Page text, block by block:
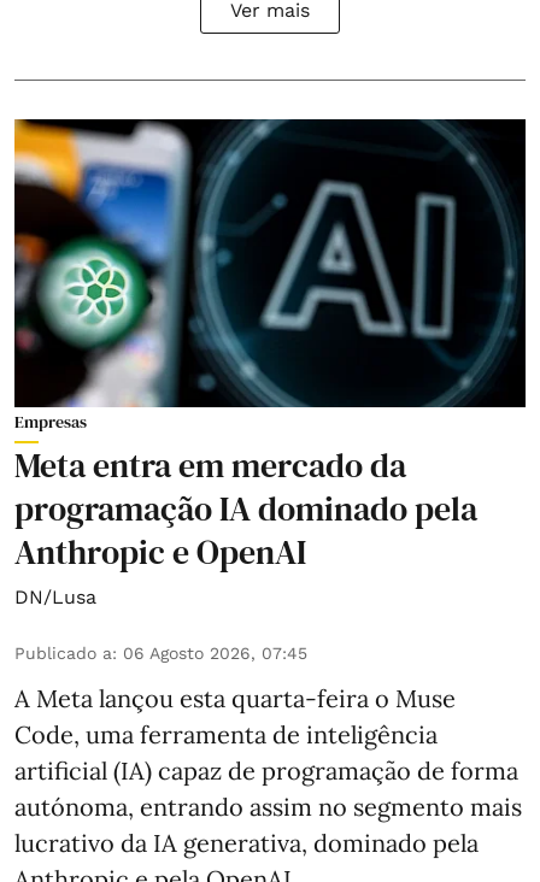
Ver mais
Empresas
Meta entra em mercado da
programação IA dominado pela
Anthropic e OpenAI
DN/Lusa
Publicado a: 06 Agosto 2026, 07:45
A Meta lançou esta quarta-feira o Muse
Code, uma ferramenta de inteligência
artificial (IA) capaz de programação de forma
autónoma, entrando assim no segmento mais
lucrativo da IA generativa, dominado pela